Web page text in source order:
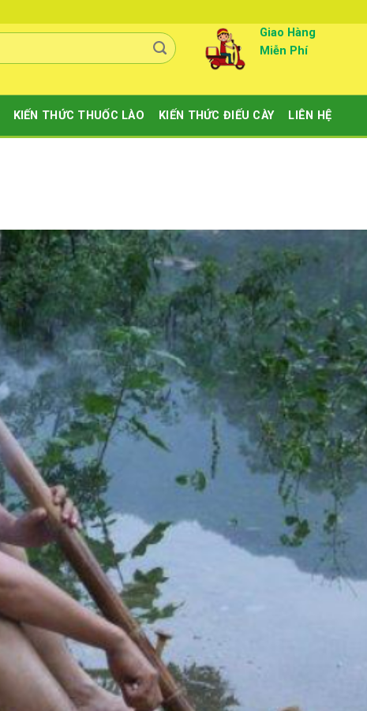
Giao Hàng
Miễn Phí
KIẾN THỨC THUỐC LÀO KIẾN THỨC ĐIẾU CÀY LIÊN HỆ